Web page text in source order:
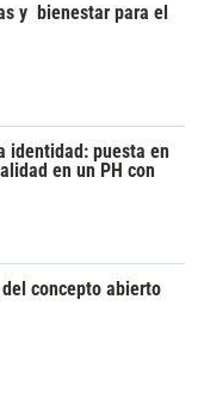
y bienestar para el
identidad: puesta en
en un PH con
concepto abierto